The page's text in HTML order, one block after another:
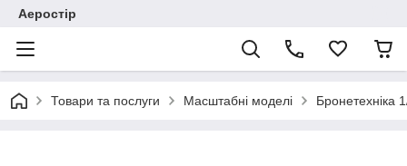
Аеростір
Товари та послуги Масштабні моделі Бронетехніка